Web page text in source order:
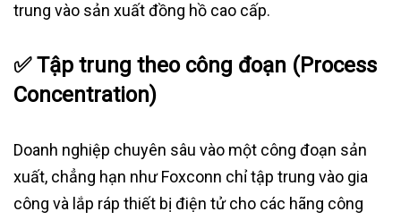
trung vào sản xuất đồng hồ cao cấp.
✅Tập trung theo công đoạn (Process
Concentration)
Doanh nghiệp chuyên sâu vào một công đoạn sản
xuất, chẳng hạn như Foxconn chỉ tập trung vào gia
công và lắp ráp thiết bị điện tử cho các hãng công